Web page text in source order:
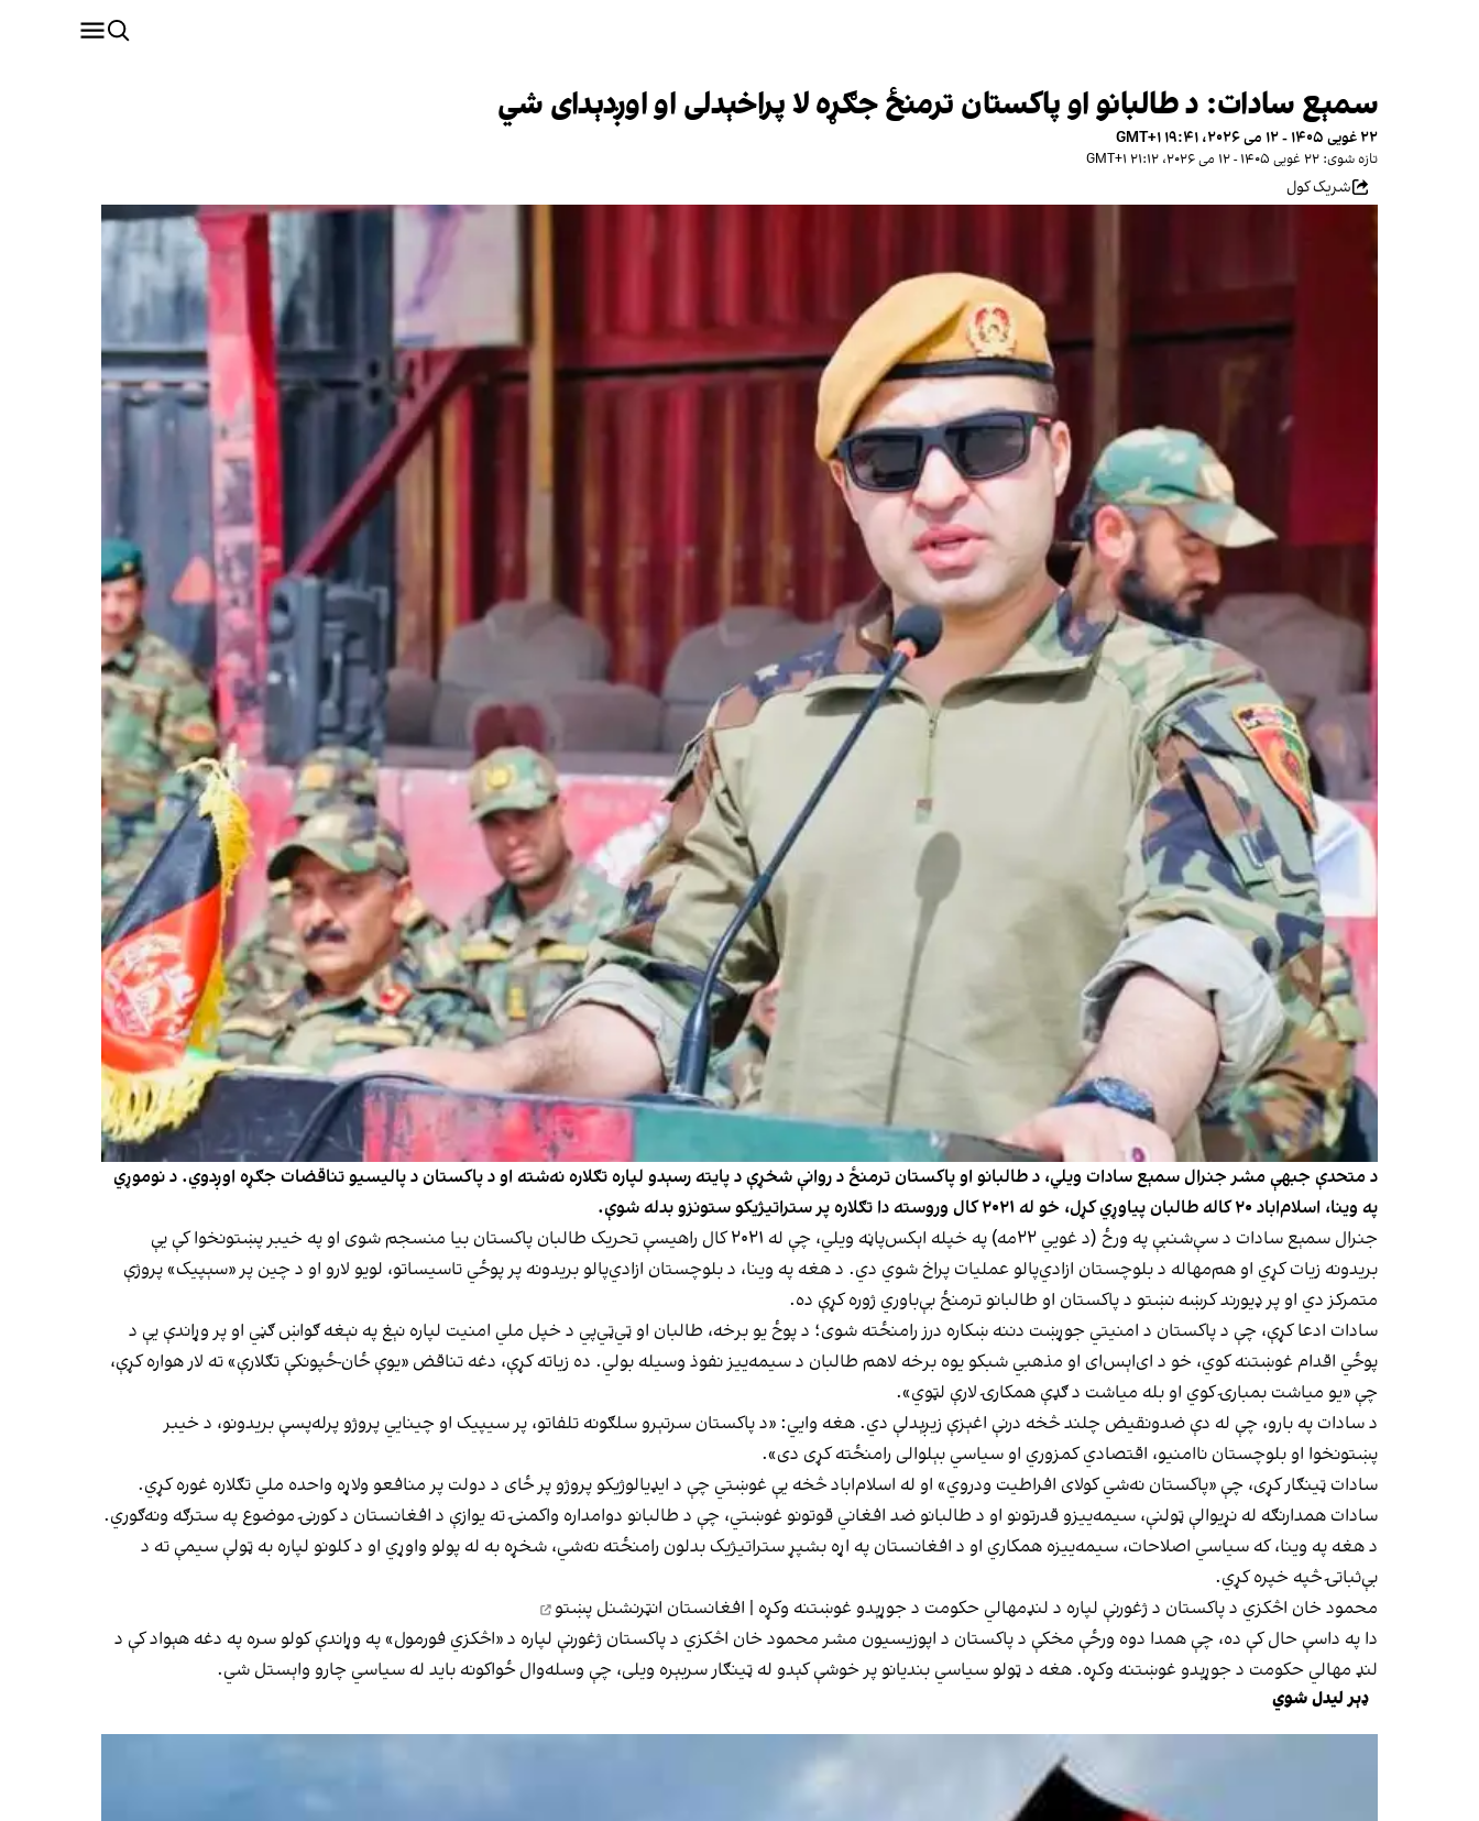
سمېع سادات: د طالبانو او پاکستان ترمنځ جګړه لا پراخېدلی او اوږدېدای شي
۲۲ غویی ۱۴۰۵ - ۱۲ می ۲۰۲۶، ۱۹:۴۱ GMT+۱
تازه شوی: ۲۲ غویی ۱۴۰۵ - ۱۲ می ۲۰۲۶، ۲۱:۱۲ GMT+۱
شریک کول
د متحدې جبهې مشر جنرال سمېع‌ سادات ویلي، د طالبانو او پاکستان ترمنځ د روانې شخړې د پایته رسېدو لپاره تګلاره نه‌شته او د پاکستان د پالیسیو تناقضات جګړه اوږدوي. د نوموړي
په وینا، اسلام‌اباد ۲۰ کاله طالبان پیاوړي کړل، خو له ۲۰۲۱ کال وروسته دا تګلاره پر ستراتیژیکو ستونزو بدله شوې.
جنرال سمېع سادات د سې‌شنبې په ورځ (د غويي ۲۲مه) په خپله اېکس‌پاڼه ویلي، چې له ۲۰۲۱ کال راهیسې تحریک طالبان پاکستان بیا منسجم شوی او په خیبر پښتونخوا کې یې
بریدونه زیات کړي او هم‌مهاله د بلوچستان ازادي‌پالو عملیات پراخ شوي دي. د هغه په وینا، د بلوچستان ازادي‌پالو بریدونه پر پوځي تاسیساتو، لویو لارو او د چین پر «سېپیک» پروژې
متمرکز دي او پر ډیورند کرښه نښتو د پاکستان او طالبانو ترمنځ بې‌باوري ژوره کړې ده.
سادات ادعا کړې، چې د پاکستان د امنیتي جوړښت دننه ښکاره درز رامنځته شوی؛ د پوځ یو برخه، طالبان او ټي‌ټي‌پي‌ د خپل ملي امنیت لپاره نېغ په نېغه ګواښ ګڼي او پر وړاندې یې د
پوځي اقدام غوښتنه کوي، خو د ای‌اېس‌ای او مذهبي شبکو یوه برخه لاهم طالبان د سیمه‌ییز نفوذ وسیله بولي. ده زیاته کړې، دغه تناقض «یوې ځان-ځپونکې تګلارې» ته لار هواره کړې،
چې «یو میاشت بمبارۍ کوي او بله میاشت د ګډې همکارۍ لارې لټوي».
د سادات په بارو، چې له دې ضدونقیض چلند څخه درنې اغېزې زیږېدلې دي. هغه وایي: «د پاکستان سرتېرو سلګونه تلفاتو، پر سیپیک او چینایي پروژو پرله‌پسې بریدونو، د خیبر
پښتونخوا او بلوچستان ناامنيو، اقتصادي کمزوري او سیاسي بېلوالی رامنځته کړی دی».
سادات ټینګار کړی، چې «پاکستان نه‌شي کولای افراطیت ودروي» او له اسلام‌اباد څخه یې غوښتي چې د ایډیالوژیکو پروژو پر ځای د دولت پر منافعو ولاړه واحده ملي تګلاره غوره کړي.
سادات همدارنګه له نړیوالې ټولنې، سیمه‌ییزو قدرتونو او د طالبانو ضد افغاني قوتونو غوښتي، چې د طالبانو دوامداره واکمنۍ ته یوازې د افغانستان د کورنۍ موضوع په سترګه ونه‌ګوري.
د هغه په وینا، که سیاسي اصلاحات، سیمه‌ییزه همکاري او د افغانستان په اړه بشپړ ستراتیژیک بدلون رامنځته نه‌شي، شخړه به له پولو واوړي او د کلونو لپاره به ټولې سیمې ته د
بې‌ثباتۍ څپه خپره کړي.
محمود خان اڅکزي د پاکستان د ژغورنې لپاره د لنډمهالي حکومت د جوړېدو غوښتنه وکړه | افغانستان انټرنشنل پښتو
دا په داسې حال کې ده، چې همدا دوه ورځې مخکې د پاکستان د اپوزیسیون مشر محمود خان اڅکزي د پاکستان ژغورنې لپاره د «اڅکزي فورمول» په وړاندې کولو سره په دغه هېواد کې د
لنډ مهالي حکومت د جوړېدو غوښتنه وکړه. هغه د ټولو سیاسي بندیانو پر خوشې کېدو له ټينګار سربېره ویلی، چې وسله‌وال ځواکونه باید له سیاسي چارو واېستل شي.
ډېر لیدل شوي